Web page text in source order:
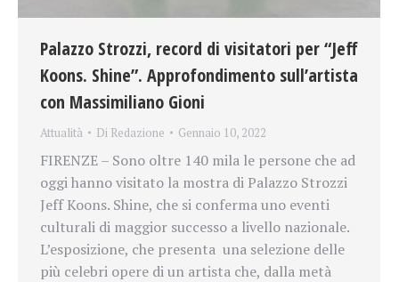
Palazzo Strozzi, record di visitatori per “Jeff
Koons. Shine”. Approfondimento sull’artista
con Massimiliano Gioni
Attualità Di Redazione Gennaio 10, 2022
FIRENZE – Sono oltre 140 mila le persone che ad
oggi hanno visitato la mostra di Palazzo Strozzi
Jeff Koons. Shine, che si conferma uno eventi
culturali di maggior successo a livello nazionale.
L’esposizione, che presenta una selezione delle
più celebri opere di un artista che, dalla metà